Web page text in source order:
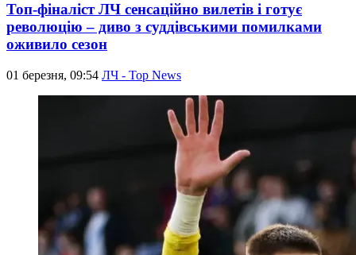
Топ-фіналіст ЛЧ сенсаційно вилетів і готує
революцію – диво з суддівськими помилками
оживило сезон
01 березня, 09:54 ЛЧ - Top News